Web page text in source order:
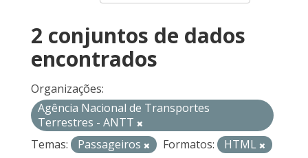
2 conjuntos de dados
encontrados
Organizações:
Agência Nacional de Transportes
Terrestres - ANTT
Temas:
Passageiros Formatos:
HTML